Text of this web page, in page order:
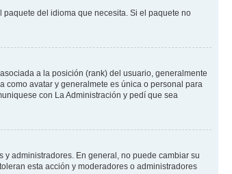
del idioma que necesita. Si el paquete no
a la posición (rank) del usuario, generalmente
como avatar y generalmete es única o personal para
con La Administración y pedí que sea
administradores. En general, no puede cambiar su
esta acción y moderadores o administradores